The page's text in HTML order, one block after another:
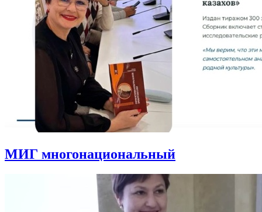
МИГ многонациональный